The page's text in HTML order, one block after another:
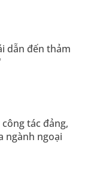
dẫn đến thảm
tác đảng,
ngành ngoại